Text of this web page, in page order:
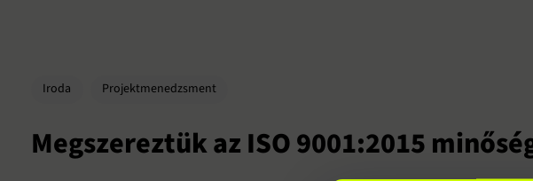
Iroda Projektmenedzsment
Megszereztük az ISO 9001:2015